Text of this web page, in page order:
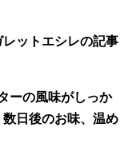
ットエシレの記事
ーの風味がしっか
日後のお味、温め